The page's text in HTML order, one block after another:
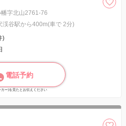
字北山2761-76
谷駅から400m(車で 2分)
)
電話予約
カー)を見たとお伝えください